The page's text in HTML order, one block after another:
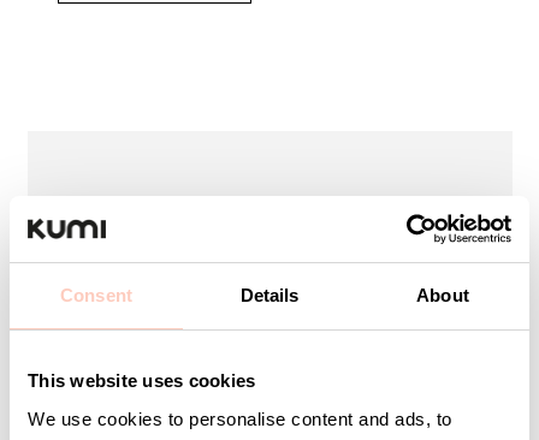
Consent Details About
This website uses cookies
We use cookies to personalise content and ads, to
helhetslösning just för er? Vi hjälper er med allt från
produkter, idéer och orders till att utforma bra
er trygga med hjälp och support.